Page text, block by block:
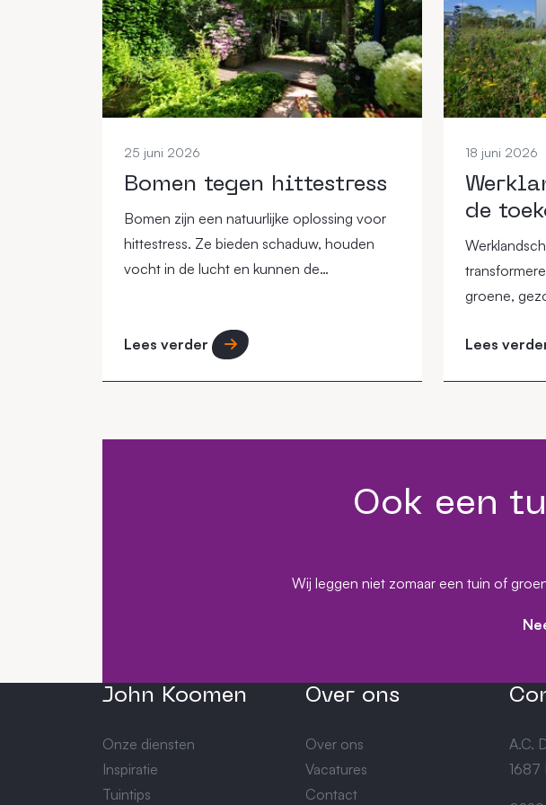
25 juni 2026
Bomen tegen hittestress
Bomen zijn een natuurlijke oplossing voor
hittestress. Ze bieden schaduw, houden
vocht in de lucht en kunnen de
Lees verder
18 juni 2026
de
groene,
economie
Lees
Ook een
Wij leggen niet zomaar een tuin of
John Koomen
Onze diensten
Inspiratie
Tuintips
Over ons
Over ons
Vacatures
Contact
A.C.
1687